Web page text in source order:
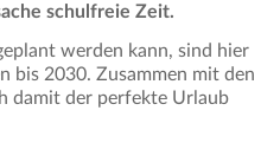
schulfreie Zeit.
werden kann, sind hier
bis 2030. Zusammen mit den
damit der perfekte Urlaub